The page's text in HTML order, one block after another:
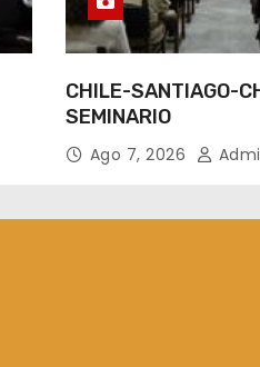
CHILE-SANTIAGO-
SEMINARIO
Ago 7, 2026